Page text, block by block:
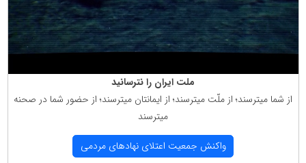
ملت ایران را نترسانید
از شما میترسند؛ از ملّت میترسند؛ از ایمانتان میترسند؛ از حضور شما در صحنه
میترسند
واكنش جمعیت اعتلای نهادهای مردمی